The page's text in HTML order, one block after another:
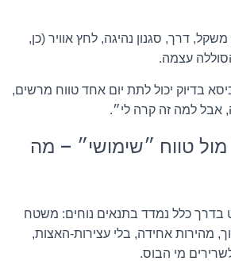
דרך, סגנון נהיגה, לחץ אוויר (כן,
עצמה.
בדיוק יכול לתת יום אחד טווח מרשים,
אבל למה זה קרה לי״.
טווח ״שימושי״ – מה
בדרך כלל נמדד בתנאים נוחים: משטח
מהירות אחידה, בלי עצירות-האצות,
מי הבוס.